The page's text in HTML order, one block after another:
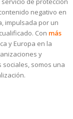
negativo en
impulsada por un
Con más
y Europa en la
y
somos una